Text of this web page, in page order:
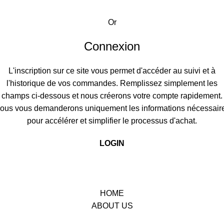
Or
Connexion
L'inscription sur ce site vous permet d'accéder au suivi et à
l'historique de vos commandes. Remplissez simplement les
champs ci-dessous et nous créerons votre compte rapidement.
vous demanderons uniquement les informations
pour accélérer et simplifier le processus d'achat.
LOGIN
HOME
ABOUT US